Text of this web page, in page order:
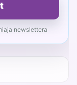
newslettera